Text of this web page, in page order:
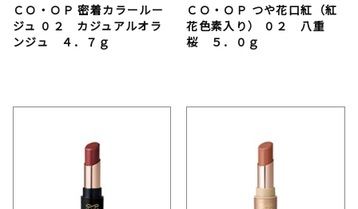
ＣＯ・ＯＰ 密着カラールー
ジュ ０２ カジュアルオラ
ンジュ ４．７ｇ
ＣＯ・ＯＰ つや花口紅（紅
花色素入り） ０２ 八重
桜 ５．０ｇ